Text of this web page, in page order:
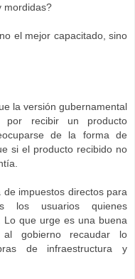
mordidas?
el mejor capacitado, sino
la versión gubernamental
recibir un producto
de la forma de
si el producto recibido no
impuestos directos para
los usuarios quienes
Lo que urge es una buena
gobierno recaudar lo
de infraestructura y